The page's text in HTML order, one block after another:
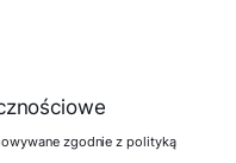
zgodnie z polityką